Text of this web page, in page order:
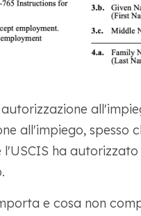
all'impiego, spesso
ha
e cosa non